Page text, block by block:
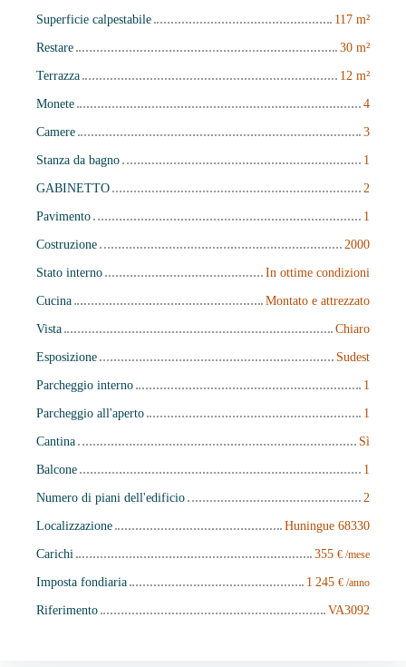
Superficie calpestabile
117 m²
Restare
30 m²
Terrazza
12 m²
Monete
4
Camere
3
Stanza da bagno
1
GABINETTO
2
Pavimento
1
Costruzione
2000
Stato interno
In ottime condizioni
Cucina
Montato e attrezzato
Vista
Chiaro
Esposizione
Sudest
Parcheggio interno
1
Parcheggio all'aperto
1
Cantina
Sì
Balcone
1
Numero di piani dell'edificio
2
Localizzazione
Huningue 68330
Carichi
355 € /mese
Imposta fondiaria 1 245 € /anno
Riferimento VA3092